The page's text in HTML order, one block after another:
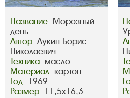
Название: Морозный
день
Автор: Лукин Борис
Николаевич
Техника: масло
Материал: картон
Год: 1969
Размер: 11,5х16,3